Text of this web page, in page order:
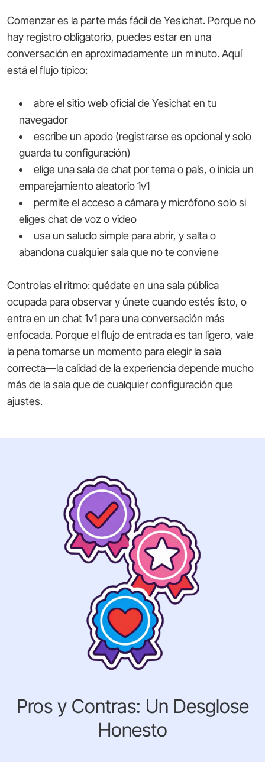
Comenzar es la parte más fácil de Yesichat. Porque no
hay registro obligatorio, puedes estar en una
conversación en aproximadamente un minuto. Aquí
está el flujo típico:
abre el sitio web oficial de Yesichat en tu
navegador
escribe un apodo (registrarse es opcional y solo
guarda tu configuración)
elige una sala de chat por tema o país, o inicia un
emparejamiento aleatorio 1v1
permite el acceso a cámara y micrófono solo si
eliges chat de voz o video
usa un saludo simple para abrir, y salta o
abandona cualquier sala que no te conviene
Controlas el ritmo: quédate en una sala pública
ocupada para observar y únete cuando estés listo, o
entra en un chat 1v1 para una conversación más
enfocada. Porque el flujo de entrada es tan ligero, vale
la pena tomarse un momento para elegir la sala
correcta—la calidad de la experiencia depende mucho
más de la sala que de cualquier configuración que
ajustes.
Pros y Contras: Un Desglose
Honesto